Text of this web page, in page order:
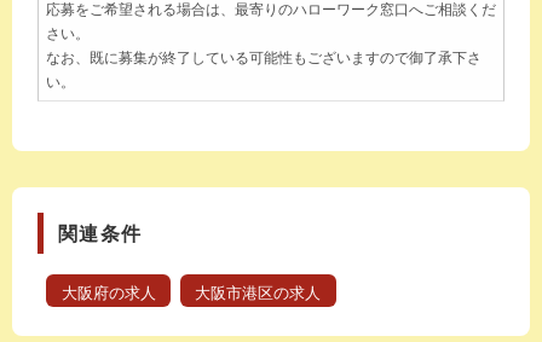
応募をご希望される場合は、最寄りのハローワーク窓口へご相談くだ
さい。
なお、既に募集が終了している可能性もございますので御了承下さ
い。
関連条件
大阪府の求人 大阪市港区の求人